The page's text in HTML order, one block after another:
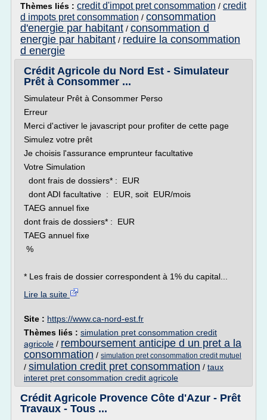
Thèmes liés : credit d'impot pret consommation / credit
d impots pret consommation / consommation
d'energie par habitant / consommation d
energie par habitant / reduire la consommation
d energie
Crédit Agricole du Nord Est - Simulateur
Prêt à Consommer ...
Simulateur Prêt à Consommer Perso
Erreur
Merci d'activer le javascript pour profiter de cette page
Simulez votre prêt
Je choisis l'assurance emprunteur facultative
Votre Simulation
dont frais de dossiers* : EUR
dont ADI facultative : EUR, soit EUR/mois
TAEG annuel fixe
dont frais de dossiers* : EUR
TAEG annuel fixe
%
* Les frais de dossier correspondent à 1% du capital...
Lire la suite
Site : https://www.ca-nord-est.fr
Thèmes liés : simulation pret consommation credit
agricole / remboursement anticipe d un pret a la
consommation / simulation pret consommation credit mutuel
/ simulation credit pret consommation / taux
interet pret consommation credit agricole
Crédit Agricole Provence Côte d'Azur - Prêt
Travaux - Tous ...